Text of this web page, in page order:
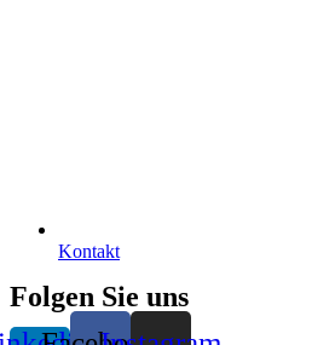
Kontakt
Folgen Sie uns